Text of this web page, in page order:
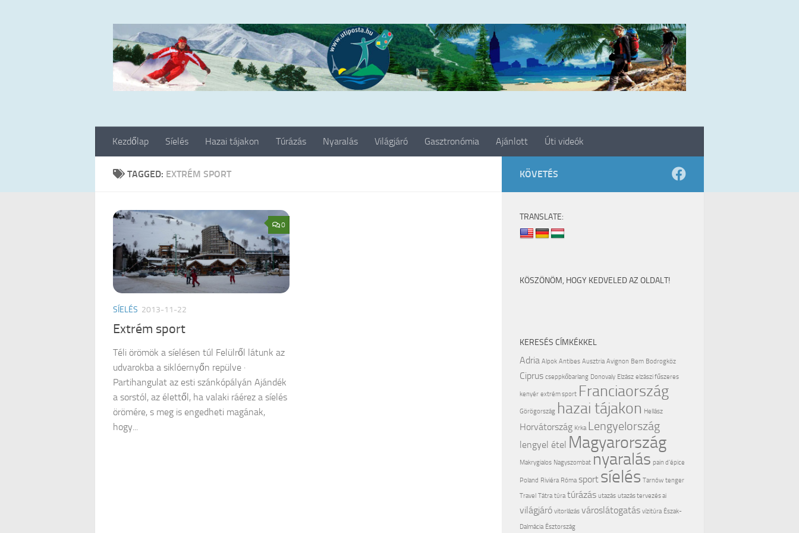
Kezdőlap Síelés Hazai tájakon Túrázás Nyaralás Világjáró Gasztronómia Ajánlott Úti videók
TAGGED: EXTRÉM SPORT
0
SÍELÉS 2013-11-22
Extrém sport
Téli örömök a síelésen túl Felülről látunk az
udvarokba a siklóernyőn repülve ·
Partihangulat az esti szánkópályán Ajándék
a sorstól, az élettől, ha valaki ráérez a síelés
örömére, s meg is engedheti magának,
hogy...
KÖVETÉS
TRANSLATE:
KÖSZÖNÖM, HOGY KEDVELED AZ OLDALT!
KERESÉS CÍMKÉKKEL
Adria Alpok Antibes Ausztria Avignon Bem Bodrogköz
Ciprus cseppkőbarlang Donovaly Elzász elzászi fűszeres
kenyér extrém sport Franciaország
Görögország hazai tájakon Hellász
Horvátország Krka Lengyelország
lengyel étel Magyarország
Makrygialos Nagyszombat nyaralás pain d'épice
Poland Riviéra Róma sport síelés Tarnów tenger
Travel Tátra túra túrázás utazás utazás tervezés ai
világjáró vitorlázás városlátogatás vízitúra Észak-
Dalmácia Észtország